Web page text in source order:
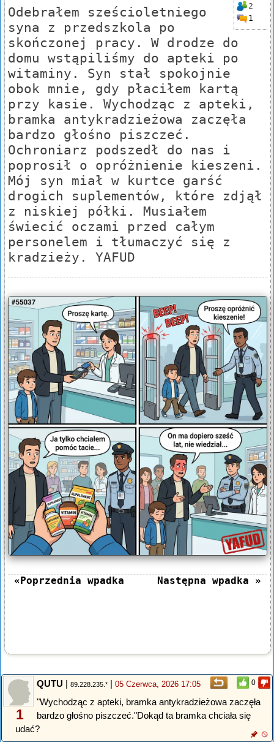
2
1
Odebrałem sześcioletniego
syna z przedszkola po
skończonej pracy. W drodze do
domu wstąpiliśmy do apteki po
witaminy. Syn stał spokojnie
obok mnie, gdy płaciłem kartą
przy kasie. Wychodząc z apteki,
bramka antykradzieżowa zaczęła
bardzo głośno piszczeć.
Ochroniarz podszedł do nas i
poprosił o opróżnienie kieszeni.
Mój syn miał w kurtce garść
drogich suplementów, które zdjął
z niskiej półki. Musiałem
świecić oczami przed całym
personelem i tłumaczyć się z
kradzieży. YAFUD
«Poprzednia wpadka Następna wpadka »
0
1
QUTU | 89.228.235.* | 05 Czerwca, 2026 17:05
"Wychodząc z apteki, bramka antykradzieżowa zaczęła
bardzo głośno piszczeć."Dokąd ta bramka chciała się
udać?